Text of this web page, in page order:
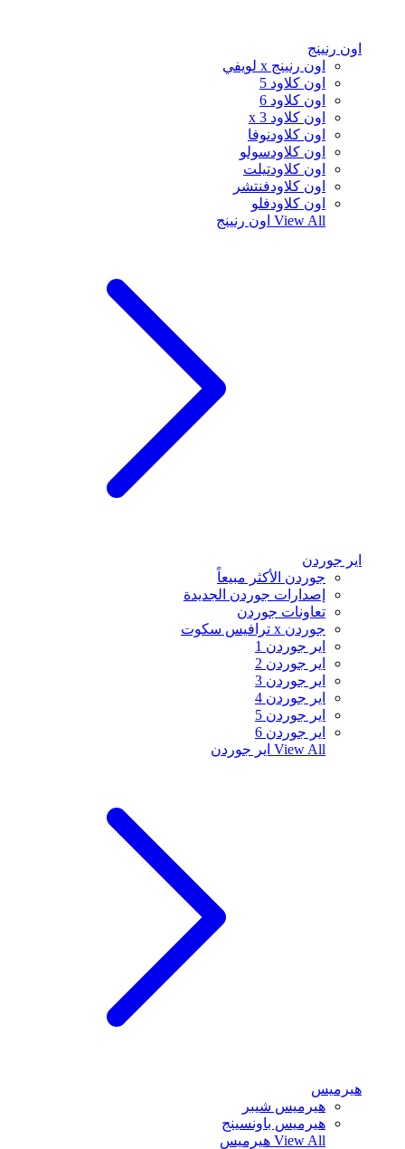
اون رنينج
اون رنينج x لويفي
اون كلاود 5
اون كلاود 6
اون كلاود x 3
اون كلاودنوفا
اون كلاودسولو
اون كلاودتيلت
اون كلاودفنتشر
اون كلاودفلو
View All اون رنينج
اير جوردن
جوردن الأكثر مبيعاً
إصدارات جوردن الجديدة
تعاونات جوردن
جوردن x ترافيس سكوت
اير جوردن 1
اير جوردن 2
اير جوردن 3
اير جوردن 4
اير جوردن 5
اير جوردن 6
View All اير جوردن
هيرميس
هيرميس شيبر
هيرميس باونسينج
View All هيرميس